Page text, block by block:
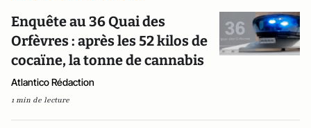
Enquête au 36 Quai des
Orfèvres : après les 52 kilos de
cocaïne, la tonne de cannabis
Atlantico Rédaction
1 min de lecture